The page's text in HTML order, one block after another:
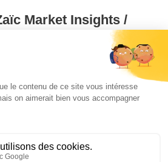
Market Insights /